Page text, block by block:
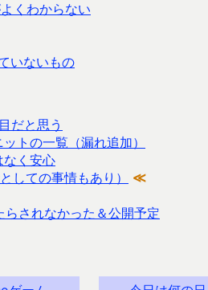
くわからない
いないもの
だと思う
トの一覧（漏れ追加）
なく安心
しての事情もあり） ≪
されなかった＆公開予定